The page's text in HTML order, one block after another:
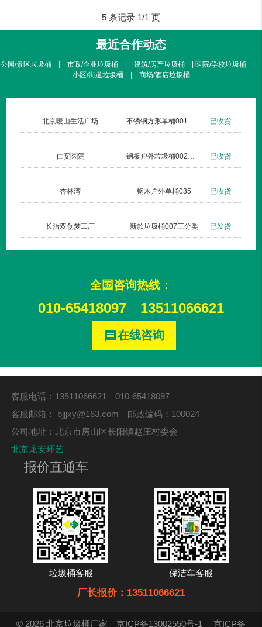
5 条记录 1/1 页
最近合作动态
公园/景区垃圾桶 | 市政/企业垃圾桶 | 建筑/房产垃圾桶 | 医院/学校垃圾桶 |
小区/街道垃圾桶 | 商场/酒店垃圾桶
北京暖山生活广场 不锈钢方形单桶001定制款 已收货
仁安医院 钢板户外垃圾桶002玫瑰金 已收货
杏林湾 钢木户外单桶035 已收货
长治双创梦工厂 新款垃圾桶007三分类 已发货
全国咨询热线：
010-65418097 13511066621
message在线咨询
客服电话：13511066621 010-65418097
客服邮箱： bjjjxy@163.com 邮政编码：100024
公司地址：北京市房山区长阳镇赵庄村委会
北京龙安环艺
报价直通车
垃圾桶客服 保洁车客服
厂长报价：13511066621
© 2026 北京垃圾桶厂家 京ICP备13002550号-1 京ICP备